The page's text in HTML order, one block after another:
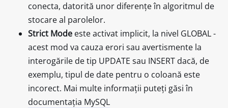
conecta, datorită unor diferențe în algoritmul de
stocare al parolelor.
Strict Mode este activat implicit, la nivel GLOBAL -
acest mod va cauza erori sau avertismente la
interogările de tip UPDATE sau INSERT dacă, de
exemplu, tipul de date pentru o coloană este
incorect. Mai multe informații puteți găsi în
documentația MySQL